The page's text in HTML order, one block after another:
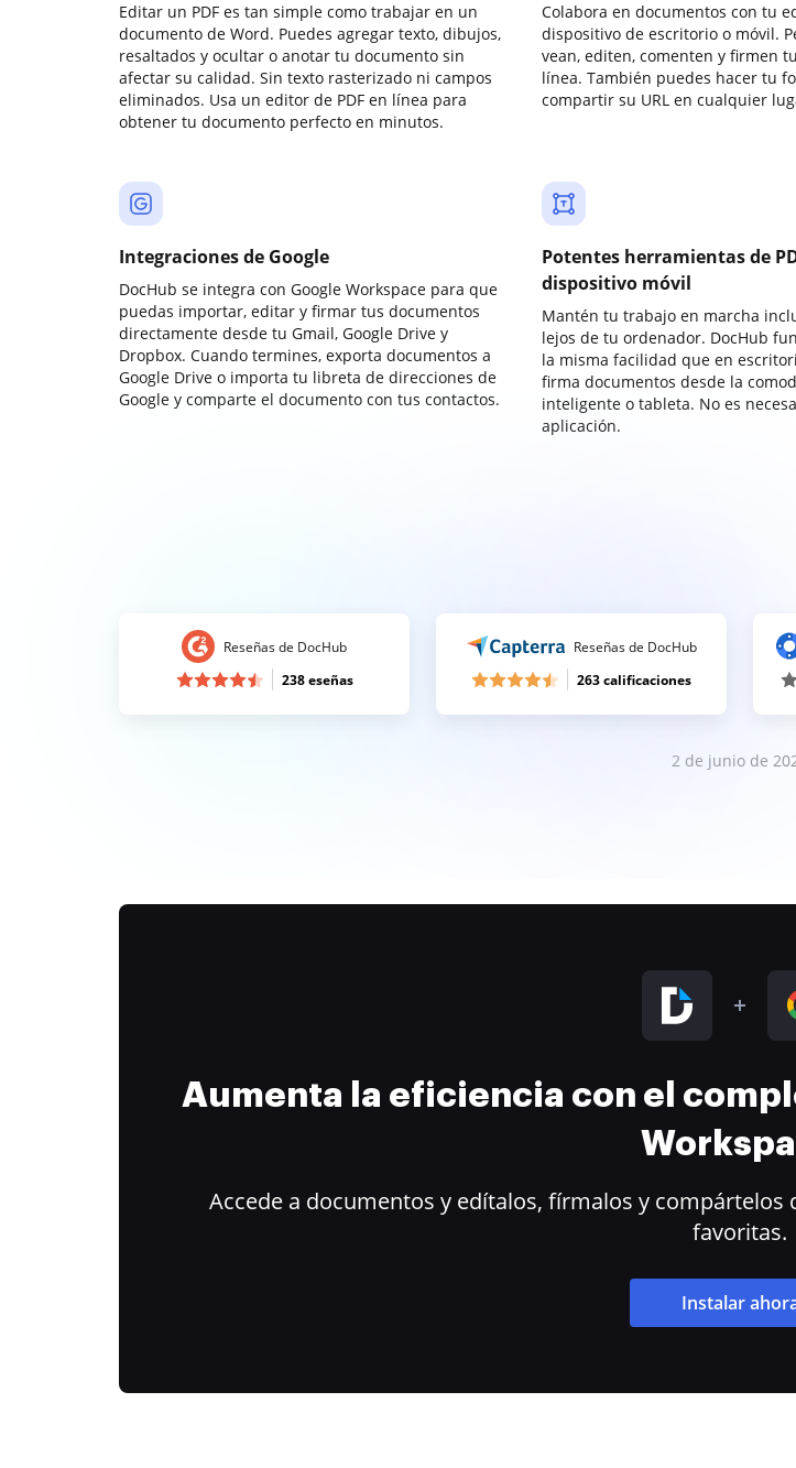
Editar un PDF es tan simple como trabajar en un
documento de Word. Puedes agregar texto, dibujos,
resaltados y ocultar o anotar tu documento sin
afectar su calidad. Sin texto rasterizado ni campos
eliminados. Usa un editor de PDF en línea para
obtener tu documento perfecto en minutos.
Colabora en documentos con tu
dispositivo de escritorio o móvil.
vean, editen, comenten y firmen
línea. También puedes hacer tu
compartir su URL en cualquier
Integraciones de Google
DocHub se integra con Google Workspace para que
puedas importar, editar y firmar tus documentos
directamente desde tu Gmail, Google Drive y
Dropbox. Cuando termines, exporta documentos a
Google Drive o importa tu libreta de direcciones de
Google y comparte el documento con tus contactos.
Potentes herramientas de
dispositivo móvil
Mantén tu trabajo en marcha
lejos de tu ordenador. DocHub
la misma facilidad que en
firma documentos desde la
inteligente o tableta. No es
aplicación.
Reseñas de DocHub
238 eseñas
Reseñas de DocHub
263 calificaciones
2 de junio de
Aumenta la eficiencia con el
Accede a documentos y edítalos, fírmalos y
favoritas.
Instalar